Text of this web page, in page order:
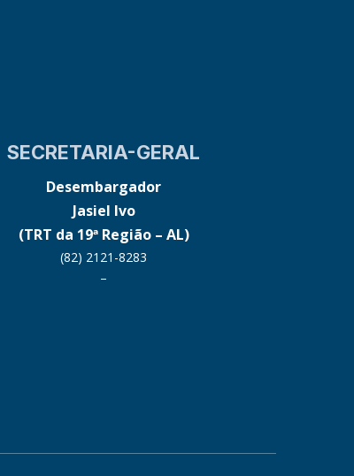
SECRETARIA-GERAL
Desembargador
Jasiel Ivo
(TRT da 19ª Região – AL)
(82) 2121-8283
–